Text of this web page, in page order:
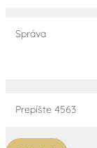
Správa
Prepíšte 4563